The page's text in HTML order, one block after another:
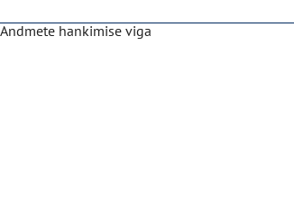
Andmete hankimise viga